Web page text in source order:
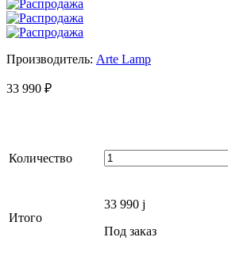
Производитель: Arte Lamp
33 990 ₽
Количество
Итого
33 990 j
Под заказ